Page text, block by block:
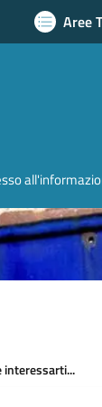
Aree
interessarti...